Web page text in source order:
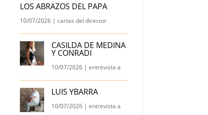
LOS ABRAZOS DEL PAPA
10/07/2026 |cartas del director
CASILDA DE MEDINA
Y CONRADI
10/07/2026 |entrevista a
LUIS YBARRA
10/07/2026 |entrevista a